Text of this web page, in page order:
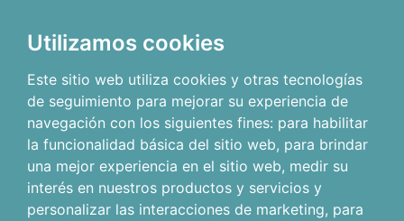
Utilizamos cookies
Este sitio web utiliza cookies y otras tecnologías
de seguimiento para mejorar su experiencia de
navegación con los siguientes fines: para habilitar
la funcionalidad básica del sitio web, para brindar
una mejor experiencia en el sitio web, medir su
interés en nuestros productos y servicios y
personalizar las interacciones de marketing, para